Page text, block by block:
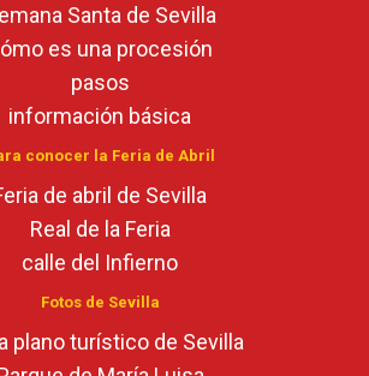
Santa de Sevilla
es una procesión
pasos
información básica
conocer la Feria de Abril
de abril de Sevilla
Real de la Feria
calle del Infierno
Fotos de Sevilla
plano turístico de Sevilla